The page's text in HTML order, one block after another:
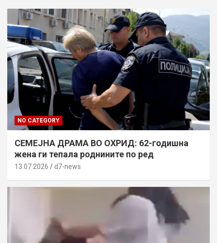
NO CATEGORY
СЕМЕЈНА ДРАМА ВО ОХРИД: 62-годишна
жена ги тепала роднините по ред
13.07.2026 d7-news